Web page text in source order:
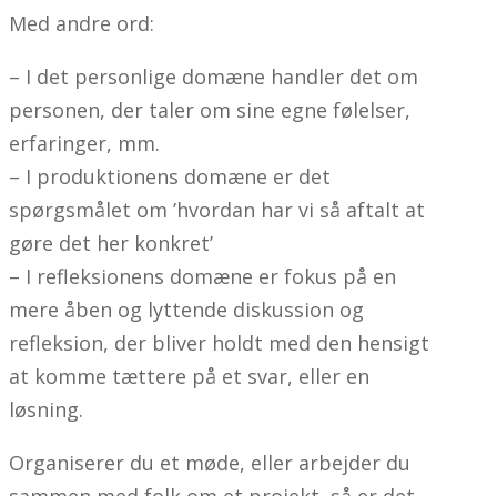
Med andre ord:
– I det personlige domæne handler det om
personen, der taler om sine egne følelser,
erfaringer, mm.
– I produktionens domæne er det
spørgsmålet om ’hvordan har vi så aftalt at
gøre det her konkret’
– I refleksionens domæne er fokus på en
mere åben og lyttende diskussion og
refleksion, der bliver holdt med den hensigt
at komme tættere på et svar, eller en
løsning.
Organiserer du et møde, eller arbejder du